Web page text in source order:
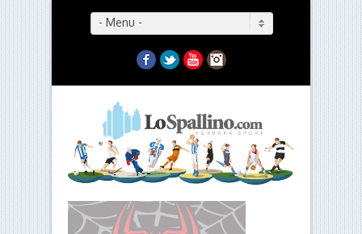
- Menu -
Facebook
TwitterYouTubeInstagram